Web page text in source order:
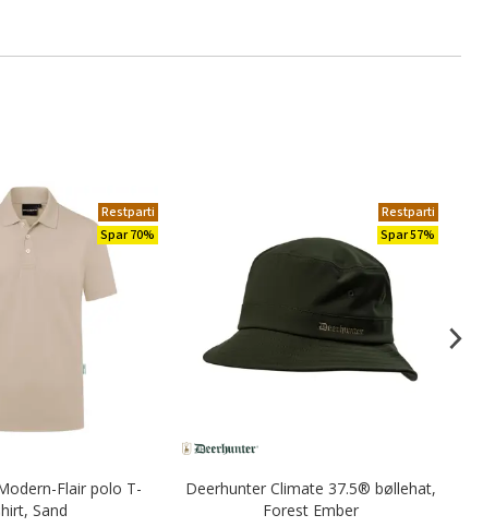
Restparti
Spar 70%
Flair polo T-
Sand
Restparti
Spar 57%
Deerhunter Climate 37.5® bøllehat,
Forest Ember